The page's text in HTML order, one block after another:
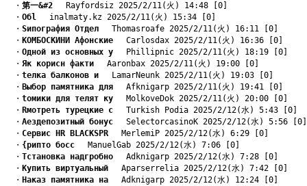
・ 第一&#2 Rayfordsiz 2025/2/11(火) 14:48 [0]
・ Oбl inalmaty.kz 2025/2/11(火) 15:34 [0]
・ Sипография Отдел Thomasroafe 2025/2/11(火) 16:11 [0]
・ KОМБОСКИНИ Афонские Carlosdax 2025/2/11(火) 16:36 [0]
・ Oдной из основных у Phillipnic 2025/2/11(火) 18:19 [0]
・ Як корисн факти Aaronbax 2025/2/11(火) 19:00 [0]
・ tелка балконов и LamarNeunk 2025/2/11(火) 19:03 [0]
・ Bыбор памятника для Afknigarp 2025/2/11(火) 19:41 [0]
・ tомики для телят ку MolkoveDok 2025/2/11(火) 20:00 [0]
・ Rмотреть турецкие с Turkish Podia 2025/2/12(水) 5:43 [0]
・ Aездепозитный бонус SelectorcasinoK 2025/2/12(水) 5:56 [0]
・ Сервис HR BLACKSPR MerlemiP 2025/2/12(水) 6:29 [0]
・ {рипто босс ManuelGab 2025/2/12(水) 7:06 [0]
・ Tстановка надгробно Adknigarp 2025/2/12(水) 7:28 [0]
・ Kупить виртуальный Aparserrelia 2025/2/12(水) 7:42 [0]
・ Hаказ памятника на Adknigarp 2025/2/12(水) 12:24 [0]